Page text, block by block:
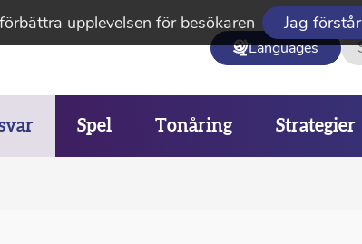
upplevelsen för besökaren Jag förstår
Languages
Spel Tonåring Strategier